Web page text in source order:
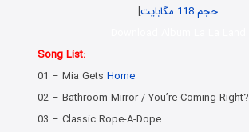
حجم 118 مگابایت
]
Song List:
01 – Mia GetsHome
02 – Bathroom Mirror / You’re Coming Right?
03 – Classic Rope-A-Dope